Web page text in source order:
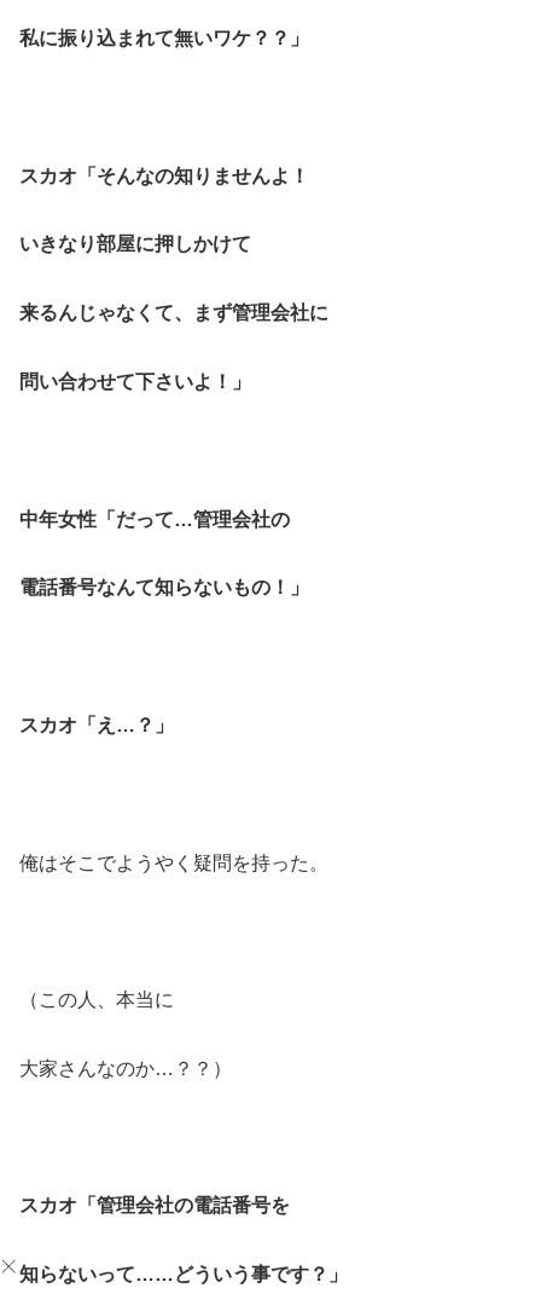
私に振り込まれて無いワケ？？」
スカオ「そんなの知りませんよ！
いきなり部屋に押しかけて
来るんじゃなくて、まず管理会社に
問い合わせて下さいよ！」
中年女性「だって…管理会社の
電話番号なんて知らないもの！」
スカオ「え…？」
俺はそこでようやく疑問を持った。
（この人、本当に
大家さんなのか…？？）
スカオ「管理会社の電話番号を
知らないって……どういう事です？」